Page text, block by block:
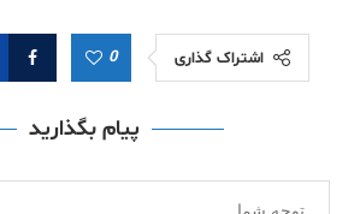
اشتراک گذاری 0
پیام بگذارید